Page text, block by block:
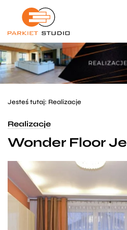
Przejdź
głównego
Przejdź
menu
w
stopce
Jesteś tutaj: Realizacje
Realizacje
Wonder Floor